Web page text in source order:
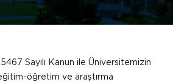
Sayılı Kanun ile Üniversitemizin
öğretim ve araştırma